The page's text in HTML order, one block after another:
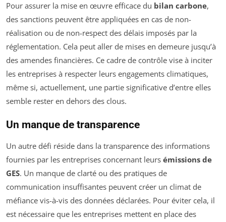
Pour assurer la mise en œuvre efficace du bilan carbone,
des sanctions peuvent être appliquées en cas de non-
réalisation ou de non-respect des délais imposés par la
réglementation. Cela peut aller de mises en demeure jusqu’à
des amendes financières. Ce cadre de contrôle vise à inciter
les entreprises à respecter leurs engagements climatiques,
même si, actuellement, une partie significative d’entre elles
semble rester en dehors des clous.
Un manque de transparence
Un autre défi réside dans la transparence des informations
fournies par les entreprises concernant leurs émissions de
GES. Un manque de clarté ou des pratiques de
communication insuffisantes peuvent créer un climat de
méfiance vis-à-vis des données déclarées. Pour éviter cela, il
est nécessaire que les entreprises mettent en place des